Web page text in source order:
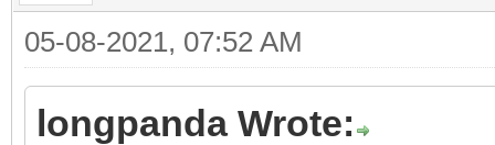
05-08-2021, 07:52 AM
longpanda Wrote: